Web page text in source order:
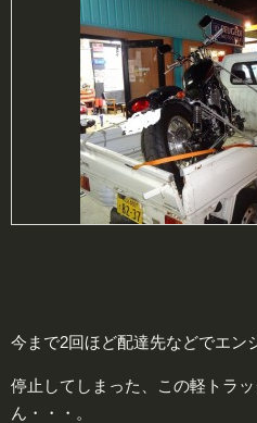
今まで2回ほど配達先などでエン
停止してしまった、この軽トラ
ん・・・。